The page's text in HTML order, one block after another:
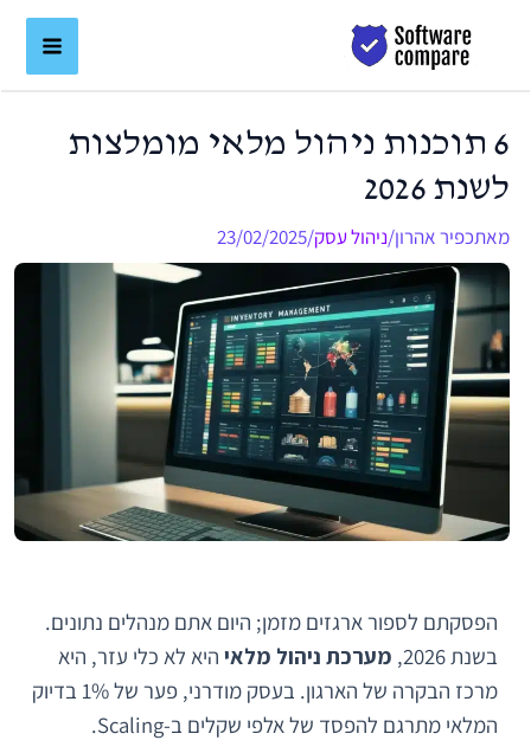
6 תוכנות ניהול מלאי מומלצות
לשנת 2026
מאתכפיר אהרון/ניהול עסק/
23/02/2025
הפסקתם לספור ארגזים מזמן; היום אתם מנהלים נתונים.
בשנת 2026,
מערכת ניהול מלאי היא לא כלי עזר, היא
מרכז הבקרה של הארגון. בעסק מודרני, פער של 1% בדיוק
המלאי מתרגם להפסד של אלפי שקלים ב-Scaling.